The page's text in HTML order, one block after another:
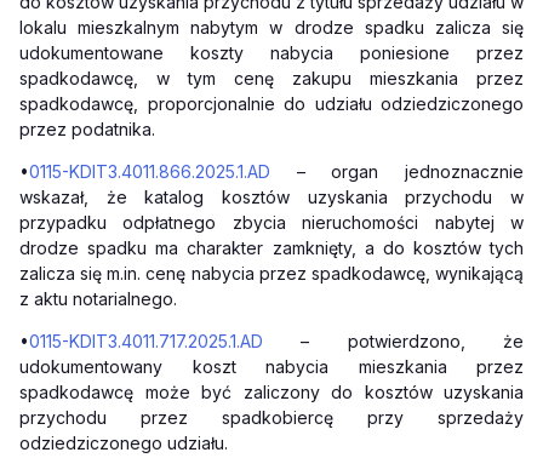
lokalu mieszkalnym nabytym w drodze spadku zalicza się
udokumentowane koszty nabycia poniesione przez
spadkodawcę, w tym cenę zakupu mieszkania przez
spadkodawcę, proporcjonalnie do udziału odziedziczonego
przez podatnika.
•0115-KDIT3.4011.866.2025.1.AD – organ jednoznacznie
wskazał, że katalog kosztów uzyskania przychodu w
przypadku odpłatnego zbycia nieruchomości nabytej w
drodze spadku ma charakter zamknięty, a do kosztów tych
zalicza się m.in. cenę nabycia przez spadkodawcę, wynikającą
z aktu notarialnego.
•0115-KDIT3.4011.717.2025.1.AD – potwierdzono, że
udokumentowany koszt nabycia mieszkania przez
spadkodawcę może być zaliczony do kosztów uzyskania
przychodu przez spadkobiercę przy sprzedaży
odziedziczonego udziału.